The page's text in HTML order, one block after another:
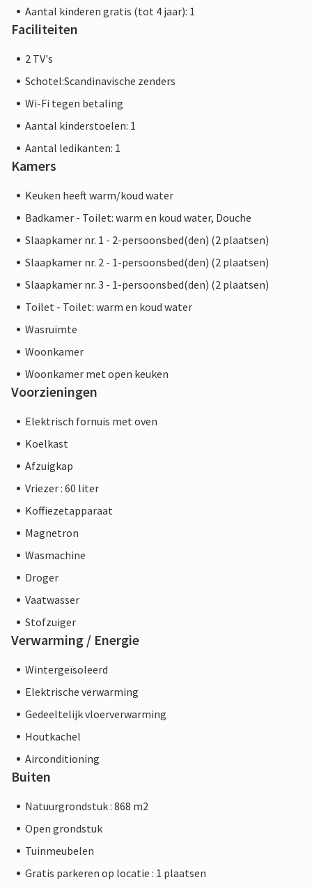
Aantal kinderen gratis (tot 4 jaar): 1
Faciliteiten
2 TV's
Schotel:Scandinavische zenders
Wi-Fi tegen betaling
Aantal kinderstoelen: 1
Aantal ledikanten: 1
Kamers
Keuken heeft warm/koud water
Badkamer - Toilet: warm en koud water, Douche
Slaapkamer nr. 1 - 2-persoonsbed(den) (2 plaatsen)
Slaapkamer nr. 2 - 1-persoonsbed(den) (2 plaatsen)
Slaapkamer nr. 3 - 1-persoonsbed(den) (2 plaatsen)
Toilet - Toilet: warm en koud water
Wasruimte
Woonkamer
Woonkamer met open keuken
Voorzieningen
Elektrisch fornuis met oven
Koelkast
Afzuigkap
Vriezer : 60 liter
Koffiezetapparaat
Magnetron
Wasmachine
Droger
Vaatwasser
Stofzuiger
Verwarming / Energie
Wintergeïsoleerd
Elektrische verwarming
Gedeeltelijk vloerverwarming
Houtkachel
Airconditioning
Buiten
Natuurgrondstuk : 868 m2
Open grondstuk
Tuinmeubelen
Gratis parkeren op locatie : 1 plaatsen